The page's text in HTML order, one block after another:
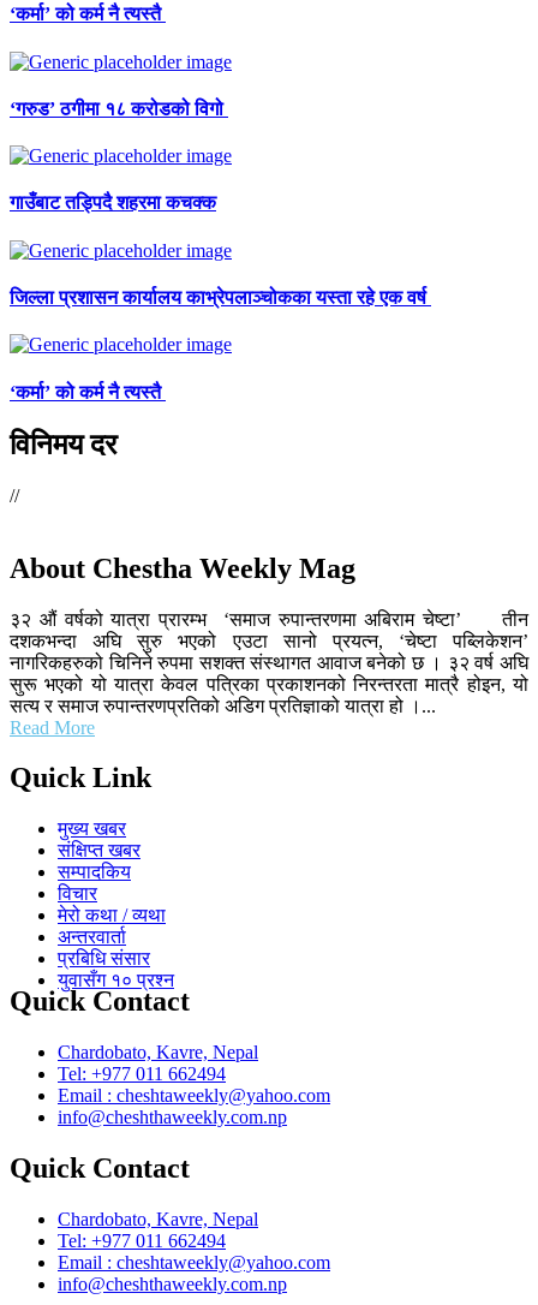
‘कर्मा’ को कर्म नै त्यस्तै
‘गरुड’ ठगीमा १८ करोडको विगो
गाउँबाट तड्पिदै शहरमा कचक्क
जिल्ला प्रशासन कार्यालय काभ्रेपलाञ्चोकका यस्ता रहे एक वर्ष
‘कर्मा’ को कर्म नै त्यस्तै
विनिमय दर
//
About Chestha Weekly Mag
३२ औं वर्षको यात्रा प्रारम्भ ‘समाज रुपान्तरणमा अबिराम चेष्टा’ तीन
दशकभन्दा अघि सुरु भएको एउटा सानो प्रयत्न, ‘चेष्टा पब्लिकेशन’
नागरिकहरुको चिनिने रुपमा सशक्त संस्थागत आवाज बनेको छ । ३२ वर्ष अघि
सुरू भएको यो यात्रा केवल पत्रिका प्रकाशनको निरन्तरता मात्रै होइन, यो
सत्य र समाज रुपान्तरणप्रतिको अडिग प्रतिज्ञाको यात्रा हो ।...
Read More
Quick Link
मुख्य खबर
संक्षिप्त खबर
सम्पादकिय
विचार
मेरो कथा / व्यथा
अन्तरवार्ता
प्रबिधि संसार
युवासँग १० प्रश्न
Quick Contact
Chardobato, Kavre, Nepal
Tel: +977 011 662494
Email : cheshtaweekly@yahoo.com
info@cheshthaweekly.com.np
Quick Contact
Chardobato, Kavre, Nepal
Tel: +977 011 662494
Email : cheshtaweekly@yahoo.com
info@cheshthaweekly.com.np